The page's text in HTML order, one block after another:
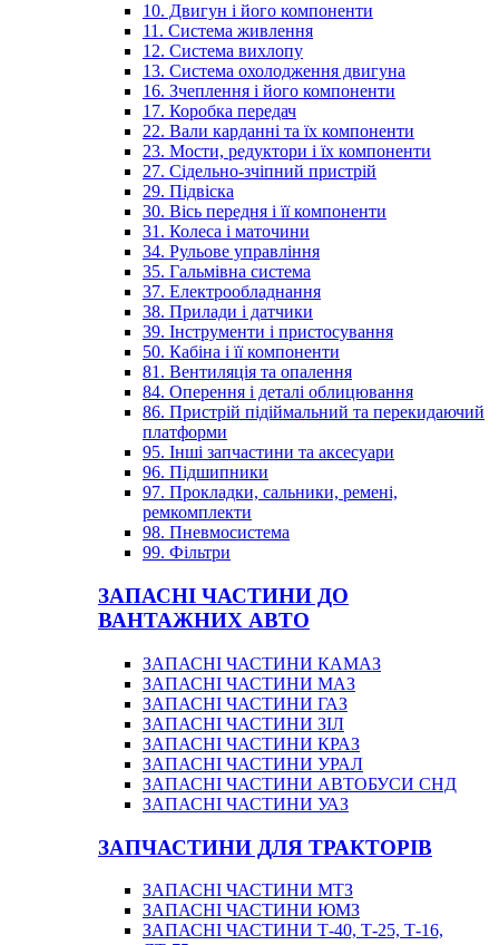
10. Двигун і його компоненти
11. Система живлення
12. Система вихлопу
13. Система охолодження двигуна
16. Зчеплення і його компоненти
17. Коробка передач
22. Вали карданні та їх компоненти
23. Мости, редуктори і їх компоненти
27. Сідельно-зчіпний пристрій
29. Підвіска
30. Вісь передня і її компоненти
31. Колеса і маточини
34. Рульове управління
35. Гальмівна система
37. Електрообладнання
38. Прилади і датчики
39. Інструменти і пристосування
50. Кабіна і її компоненти
81. Вентиляція та опалення
84. Оперення і деталі облицювання
86. Пристрій підіймальний та перекидаючий
платформи
95. Інші запчастини та аксесуари
96. Підшипники
97. Прокладки, сальники, ремені,
ремкомплекти
98. Пневмосистема
99. Фільтри
ЗАПАСНІ ЧАСТИНИ ДО
ВАНТАЖНИХ АВТО
ЗАПАСНІ ЧАСТИНИ КАМАЗ
ЗАПАСНІ ЧАСТИНИ МАЗ
ЗАПАСНІ ЧАСТИНИ ГАЗ
ЗАПАСНІ ЧАСТИНИ ЗІЛ
ЗАПАСНІ ЧАСТИНИ КРАЗ
ЗАПАСНІ ЧАСТИНИ УРАЛ
ЗАПАСНІ ЧАСТИНИ АВТОБУСИ СНД
ЗАПАСНІ ЧАСТИНИ УАЗ
ЗАПЧАСТИНИ ДЛЯ ТРАКТОРІВ
ЗАПАСНІ ЧАСТИНИ МТЗ
ЗАПАСНІ ЧАСТИНИ ЮМЗ
ЗАПАСНІ ЧАСТИНИ Т-40, Т-25, Т-16,